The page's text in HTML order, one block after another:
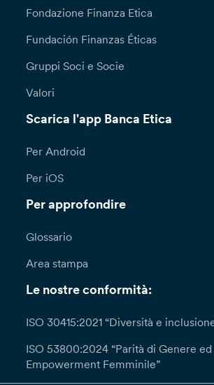
Fondazione Finanza Etica
Fundación Finanzas Éticas
Gruppi Soci e Socie
Valori
Scarica l'app Banca Etica
Per Android
Per iOS
Per approfondire
Glossario
Area stampa
Le nostre conformità:
ISO 30415:2021 “Diversità e
ISO 53800:2024 “Parità di Genere ed
Empowerment Femminile”